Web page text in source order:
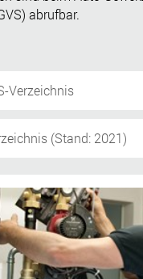
abrufbar.
Verzeichnis
(Stand: 2021)